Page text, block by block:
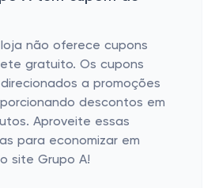
não oferece cupons
gratuito. Os cupons
a promoções
descontos em
Aproveite essas
para economizar em
site Grupo A!